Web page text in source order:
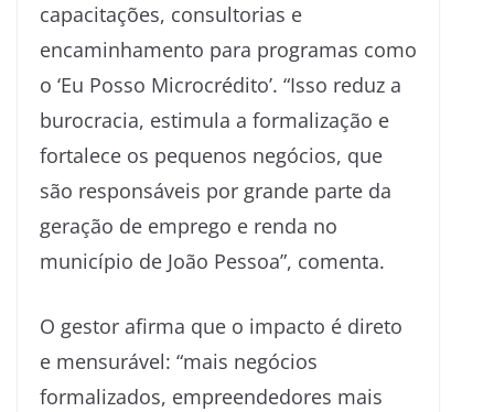
capacitações, consultorias e
encaminhamento para programas como
o ‘Eu Posso Microcrédito’. “Isso reduz a
burocracia, estimula a formalização e
fortalece os pequenos negócios, que
são responsáveis por grande parte da
geração de emprego e renda no
município de João Pessoa”, comenta.
O gestor afirma que o impacto é direto
e mensurável: “mais negócios
formalizados, empreendedores mais